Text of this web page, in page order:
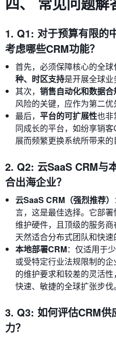
1. Q1: 对于预算有限的
考虑哪些CRM功能？
首先，必须保障核心的全球
种、时区支持是开展全球业
其次， 销售自动化和数据合
风险的关键，应作为第二优
最后， 平台的可扩展性也非
同成长的平台，如纷享销
展而频繁更换系统所带来的
2. Q2: 云SaaS CRM与
合出海企业？
云SaaS CRM（强烈推荐）
言，这是最佳选择。它部
维护硬件，且顶级的服务商
天然适合分布式团队和快速
本地部署CRM：仅适用于
或受特定行业法规限制的
的维护要求和较差的灵活
快速、敏捷的全球扩张步伐。
3. Q3: 如何评估CRM供
力？